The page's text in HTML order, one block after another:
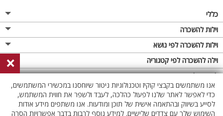
כללי
מגזין
פרסום באתר
תקנון
מדיניות פרטיות
וילות להשכרה
וילות בצפון
וילות במרכז
וילות בדרום
וילות באילת
וילות בשרון
וילות להשכרה לפי נושא
וילה לזוגות
וילות למשפחות
וילות לציבור הדתי
אירוח דרוזי
וילה להשכרה לפי קטגוריה
וילות עם בריכה
וילה עם בריכה מחוממת
וילה עם בריכה מחוממת מקורה
לופטים להשכרה
לופט
לופטים בצפון
×
אנו משתמשים בקבצי קוקיז וטכנולוגיות ניטור שיוחסנו במכשירי המשתמשים,
כדי לאפשר לאתר שלנו לפעול כהלכה, לעבד ולשפר את חווית המשתמש,
לסייע בשיווק ובהתאמה אישית של תוכן ומודעות. אנו משתפים מידע אודות
השימוש שלך עם צדדים שלישיים. למידע נוסף לרבות בדבר אפשרויות הסרה